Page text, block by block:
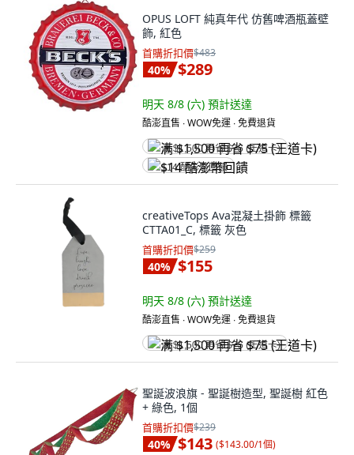
OPUS LOFT 純真年代 仿舊啤酒瓶蓋壁
飾, 紅色
首購折扣價$483
40% $289
明天 8/8 (六) 預計送達
酷澎直售 ∙ WOW免運 ∙ 免費退貨
满 $1,500 再省 $75 (王道卡)
$14 酷澎幣回饋
creativeTops Ava混凝土掛飾 標籤
CTTA01_C, 標籤 灰色
首購折扣價$259
40% $155
明天 8/8 (六) 預計送達
酷澎直售 ∙ WOW免運 ∙ 免費退貨
满 $1,500 再省 $75 (王道卡)
聖誕波浪旗 - 聖誕樹造型, 聖誕樹 紅色
+ 綠色, 1個
首購折扣價$239
40% $143 ($143.00/1個)